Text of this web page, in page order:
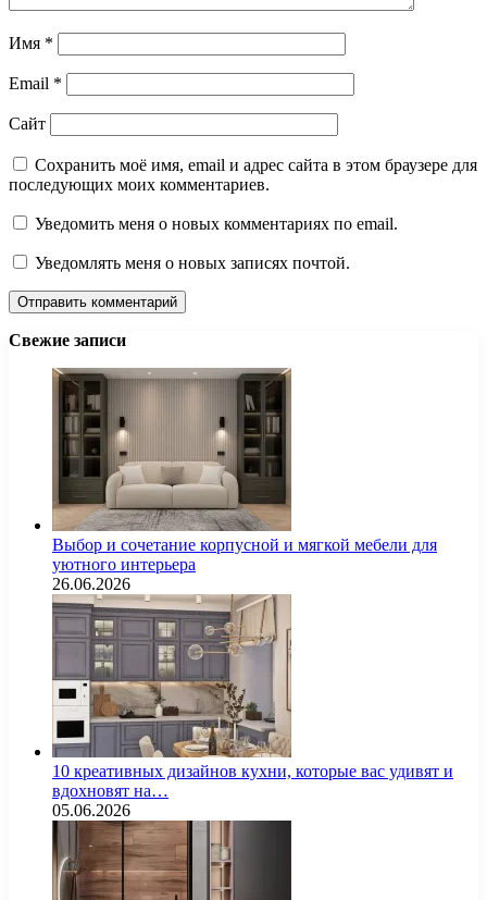
Имя *
Email *
Сайт
Сохранить моё имя, email и адрес сайта в этом браузере для
последующих моих комментариев.
Уведомить меня о новых комментариях по email.
Уведомлять меня о новых записях почтой.
Свежие записи
Выбор и сочетание корпусной и мягкой мебели для
уютного интерьера
26.06.2026
10 креативных дизайнов кухни, которые вас удивят и
вдохновят на…
05.06.2026